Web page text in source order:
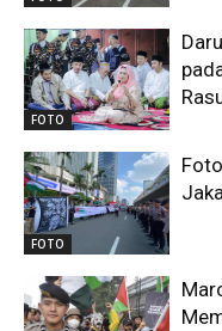
FOTO
FOTO